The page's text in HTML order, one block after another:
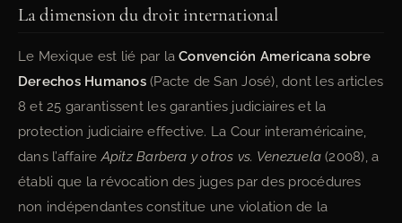
La dimension du droit international
Le Mexique est lié par laConvención Americana sobre
Derechos Humanos(Pacte de San José), dont les articles
8 et 25 garantissent les garanties judiciaires et la
protection judiciaire effective. La Cour interaméricaine,
dans l’affaireApitz Barbera y otros vs. Venezuela (2008), a
établi que la révocation des juges par des procédures
non indépendantes constitue une violation de la